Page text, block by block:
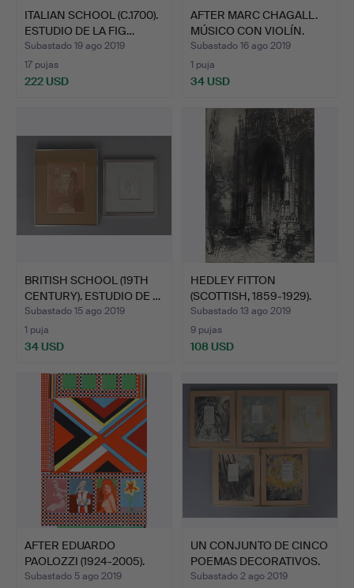
ITALIAN SCHOOL (C.1700).
ESTUDIO DE LA FIG…
Subastado 19 ago 2019
17 pujas
222 USD
AFTER MARC CHAGALL.
MÚSICO CON VIOLÍN.
Subastado 16 ago 2019
1 puja
34 USD
BRITISH SCHOOL (19TH
CENTURY). ESTUDIO DE …
Subastado 15 ago 2019
1 puja
34 USD
HEDLEY FITTON
(SCOTTISH, 1859-1929).
RUÁN …
Subastado 13 ago 2019
9 pujas
108 USD
AFTER EDUARDO
PAOLOZZI (1924-2005).
PRIMER…
Subastado 5 ago 2019
UN CONJUNTO DE CINCO
POEMAS DECORATIVOS.
Subastado 2 ago 2019